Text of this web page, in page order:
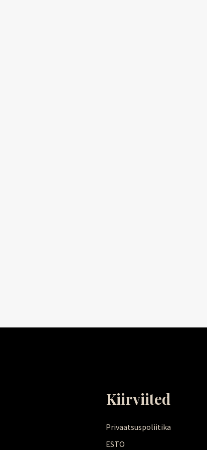
Kiirviited
Privaatsuspoliitika
ESTO